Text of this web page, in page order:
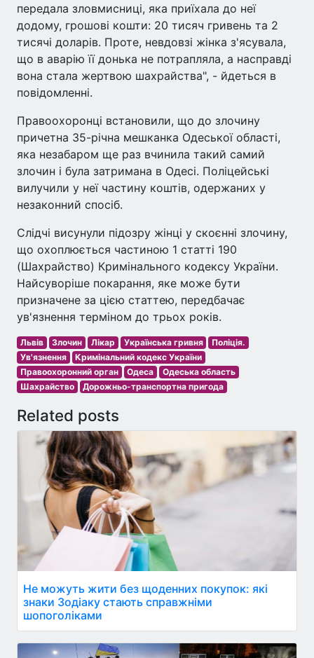
передала зловмисниці, яка приїхала до неї
додому, грошові кошти: 20 тисяч гривень та 2
тисячі доларів. Проте, невдовзі жінка з'ясувала,
що в аварію її донька не потрапляла, а насправді
вона стала жертвою шахрайства", - йдеться в
повідомленні.
Правоохоронці встановили, що до злочину
причетна 35-річна мешканка Одеської області,
яка незабаром ще раз вчинила такий самий
злочин і була затримана в Одесі. Поліцейські
вилучили у неї частину коштів, одержаних у
незаконний спосіб.
Слідчі висунули підозру жінці у скоєнні злочину,
що охоплюється частиною 1 статті 190
(Шахрайство) Кримінального кодексу України.
Найсуворіше покарання, яке може бути
призначене за цією статтею, передбачає
ув'язнення терміном до трьох років.
Львів Злочин Лікар Українська гривня
Поліція.
Ув'язнення
Кримінальний кодекс України
Правоохоронний орган
Одеса
Одеська область
Шахрайство
Дорожньо-транспортна пригода
Related posts
Не можуть жити без щоденних покупок: які
знаки Зодіаку стають справжніми
шопоголіками